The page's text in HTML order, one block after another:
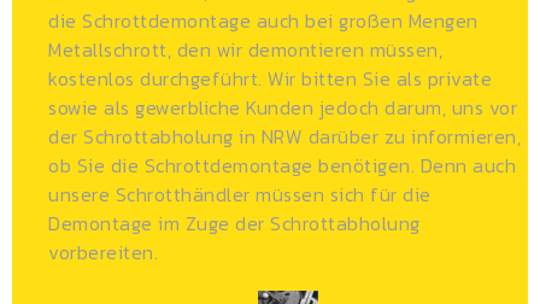
die Schrottdemontage auch bei großen Mengen
Metallschrott, den wir demontieren müssen,
kostenlos durchgeführt. Wir bitten Sie als private
sowie als gewerbliche Kunden jedoch darum, uns vor
der Schrottabholung in NRW darüber zu informieren,
ob Sie die Schrottdemontage benötigen. Denn auch
unsere Schrotthändler müssen sich für die
Demontage im Zuge der Schrottabholung
vorbereiten.